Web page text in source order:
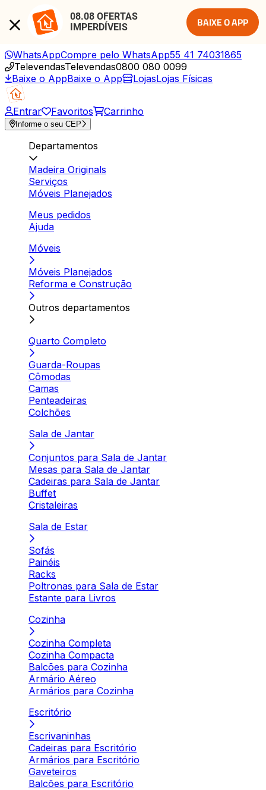
08.08 OFERTAS
IMPERDÍVEIS
BAIXE O APP
WhatsAppCompre pelo WhatsApp55 41 74031865
TelevendasTelevendas0800 080 0099
Baixe o AppBaixe o App LojasLojas Físicas
Entrar Favoritos Carrinho
Informe o seu CEP
Departamentos
Madeira Originals
Serviços
Móveis Planejados
Meus pedidos
Ajuda
Móveis
Móveis Planejados
Reforma e Construção
Outros departamentos
Quarto Completo
Guarda-Roupas
Cômodas
Camas
Penteadeiras
Colchões
Sala de Jantar
Conjuntos para Sala de Jantar
Mesas para Sala de Jantar
Cadeiras para Sala de Jantar
Buffet
Cristaleiras
Sala de Estar
Sofás
Painéis
Racks
Poltronas para Sala de Estar
Estante para Livros
Cozinha
Cozinha Completa
Cozinha Compacta
Balcões para Cozinha
Armário Aéreo
Armários para Cozinha
Escritório
Escrivaninhas
Cadeiras para Escritório
Armários para Escritório
Gaveteiros
Balcões para Escritório